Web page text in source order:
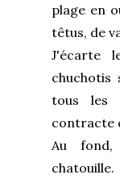
plage en
têtus, de
J'écarte
chuchotis
tous les
contracte
Au
chatouille.